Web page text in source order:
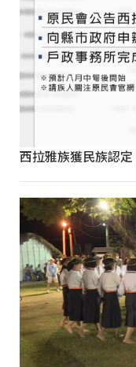
西拉雅族獲民族認